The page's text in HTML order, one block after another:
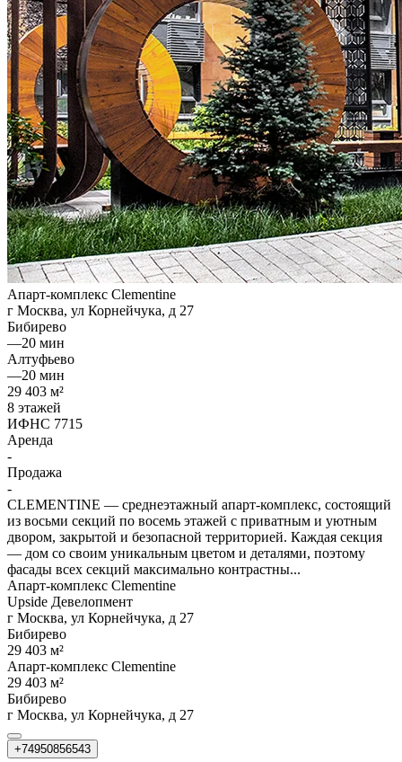
Апарт-комплекс Clementine
г Москва, ул Корнейчука, д 27
Бибирево
—20 мин
Алтуфьево
—20 мин
29 403 м²
8 этажей
ИФНС 7715
Аренда
-
Продажа
-
CLEMENTINE — среднеэтажный апарт-комплекс, состоящий
из восьми секций по восемь этажей с приватным и уютным
двором, закрытой и безопасной территорией. Каждая секция
— дом со своим уникальным цветом и деталями, поэтому
фасады всех секций максимально контрастны...
Апарт-комплекс Clementine
Upside Девелопмент
г Москва, ул Корнейчука, д 27
Бибирево
29 403 м²
Апарт-комплекс Clementine
29 403 м²
Бибирево
г Москва, ул Корнейчука, д 27
+74950856543